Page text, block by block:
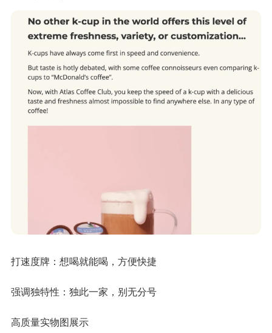
打速度牌：想喝就能喝，方便快捷
强调独特性：独此一家，别无分号
高质量实物图展示